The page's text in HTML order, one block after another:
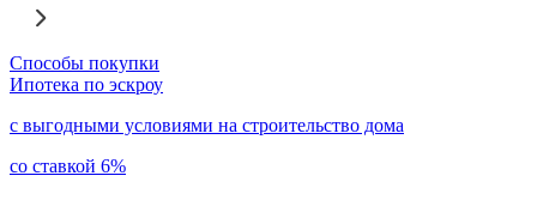
Способы покупки
Ипотека по эскроу
с выгодными условиями на строительство дома
со ставкой 6%